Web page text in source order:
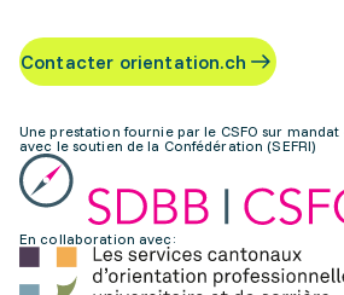
Contacter orientation.ch
Une prestation fournie par le CSFO sur mandat
avec le soutien de la Confédération (SEFRI)
En collaboration avec: